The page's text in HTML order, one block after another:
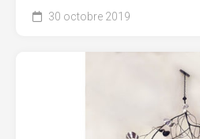
30 octobre 2019